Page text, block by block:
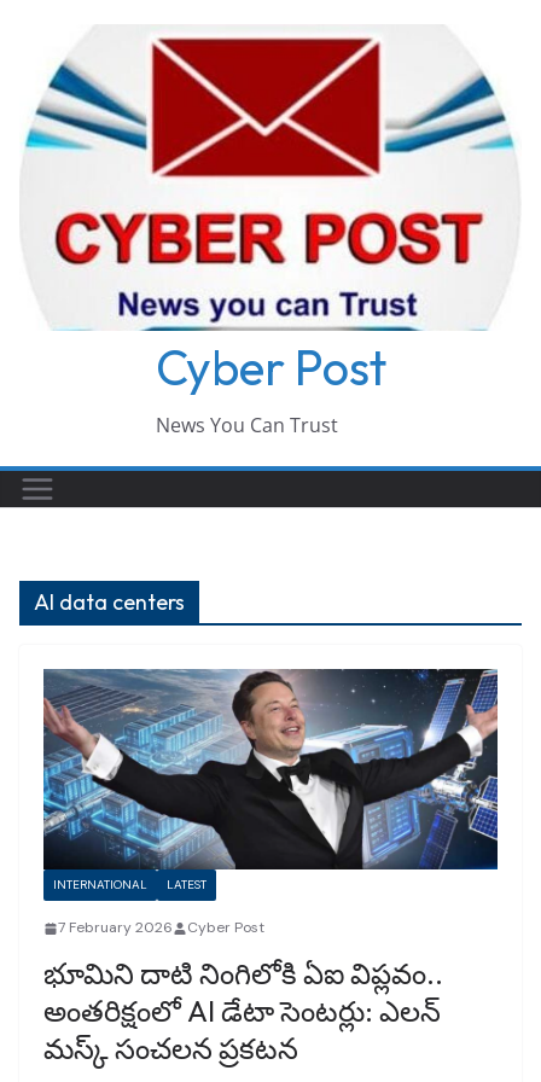
content
Cyber Post
News You Can Trust
AI data centers
INTERNATIONAL LATEST
7 February 2026 Cyber Post
భూమిని దాటి నింగిలోకి ఏఐ విప్లవం..
అంతరిక్షంలో AI డేటా సెంటర్లు: ఎలన్
మస్క్ సంచలన ప్రకటన